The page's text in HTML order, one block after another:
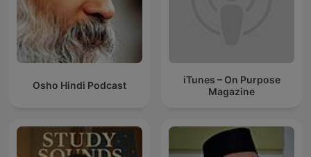
Osho Hindi Podcast
iTunes – On Purpose
Magazine